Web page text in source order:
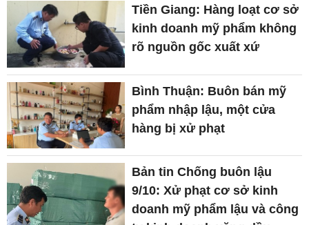
Tiền Giang: Hàng loạt cơ sở
kinh doanh mỹ phẩm không
rõ nguồn gốc xuất xứ
Bình Thuận: Buôn bán mỹ
phẩm nhập lậu, một cửa
hàng bị xử phạt
Bản tin Chống buôn lậu
9/10: Xử phạt cơ sở kinh
doanh mỹ phẩm lậu và công